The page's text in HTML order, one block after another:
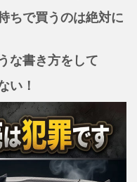
ちで買うのは絶対に
な書き方をして
い！